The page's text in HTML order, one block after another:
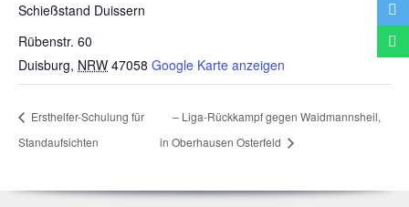
Schieß­stand Duissern
Rübenstr. 60
Duisburg, NRW 47058 Google Karte anzeigen
Erst­hel­fer-Schu­lung für
Standaufsichten
– Liga-Rück­kampf gegen Waid­manns­heil,
in Ober­hau­sen Osterfeld